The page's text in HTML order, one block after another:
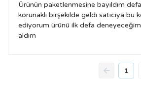
Ürünün paketlenmesine bayıldım
korunaklı birşekilde geldi satıcıya bu
ediyorum ürünü ilk defa
aldım
1